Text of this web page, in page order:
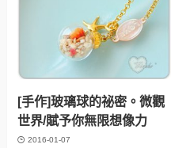
[手作]玻璃球的祕密。微觀
世界/賦予你無限想像力
2016-01-07